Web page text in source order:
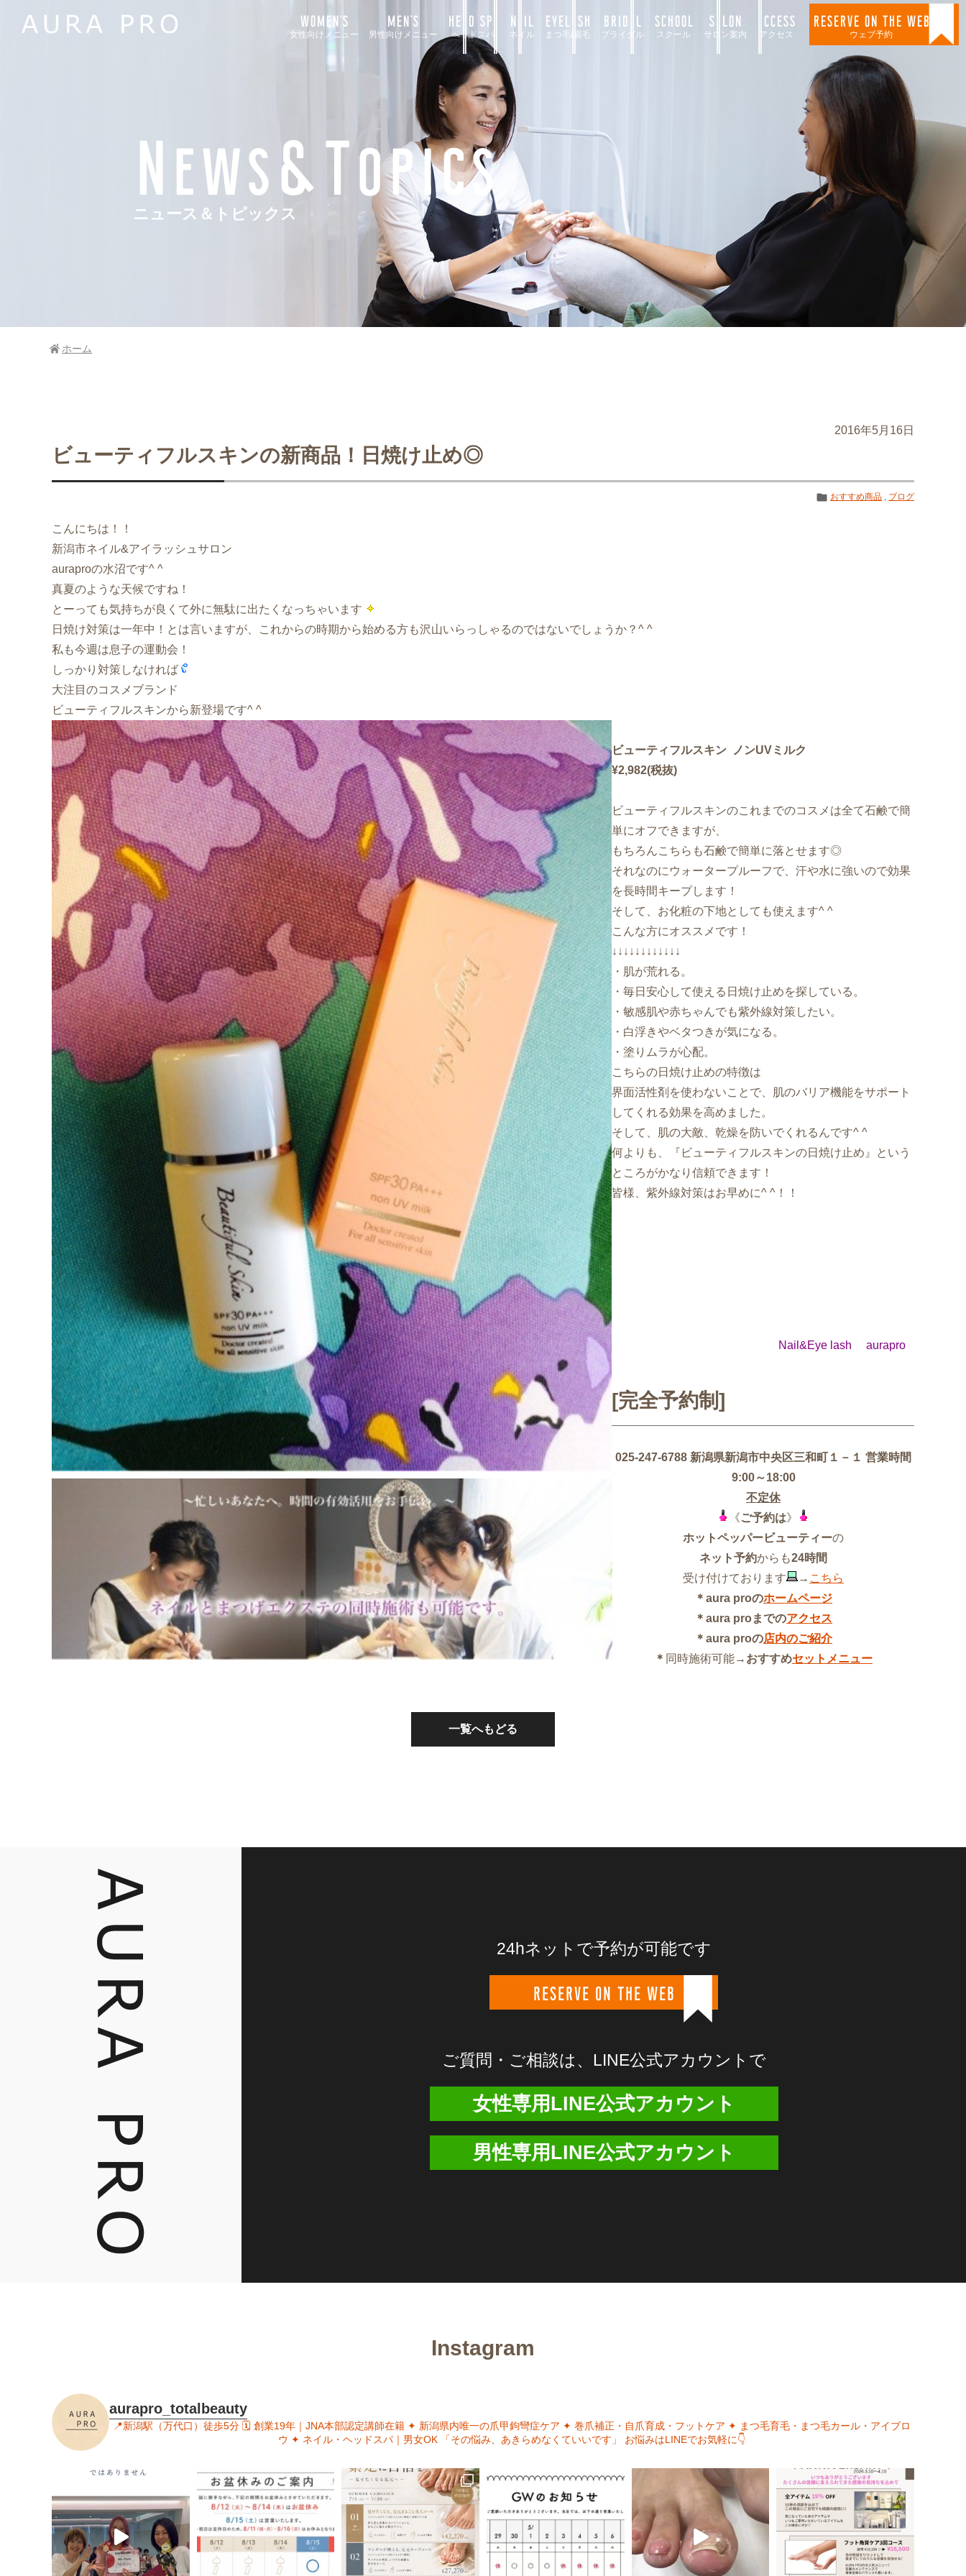
WOMEN’S
女性向けメニュー
MEN’S
男性向けメニュー
HEAD SPA
ヘッドスパ
NAIL
ネイル
EYELASH
まつ毛/眉毛
BRIDAL
ブライダル
SCHOOL
スクール
SALON
サロン案内
ACCESS
アクセス
RESERVE ON THE WEB
ウェブ予約
News&Topics
ニュース＆トピックス
ホーム
2016年5月16日
ビューティフルスキンの新商品！日焼け止め◎
おすすめ商品 , ブログ
こんにちは！！
新潟市ネイル&アイラッシュサロン
auraproの水沼です^ ^
真夏のような天候ですね！
とーっても気持ちが良くて外に無駄に出たくなっちゃいます
日焼け対策は一年中！とは言いますが、これからの時期から始める方も沢山いらっしゃるのではないでしょうか？^ ^
私も今週は息子の運動会！
しっかり対策しなければ
大注目のコスメブランド
ビューティフルスキンから新登場です^ ^
ビューティフルスキン ノンUVミルク
¥2,982(税抜)
ビューティフルスキンのこれまでのコスメは全て石鹸で簡
単にオフできますが、
もちろんこちらも石鹸で簡単に落とせます◎
それなのにウォータープルーフで、汗や水に強いので効果
を長時間キープします！
そして、お化粧の下地としても使えます^ ^
こんな方にオススメです！
↓↓↓↓↓↓↓↓↓↓↓↓
・肌が荒れる。
・毎日安心して使える日焼け止めを探している。
・敏感肌や赤ちゃんでも紫外線対策したい。
・白浮きやベタつきが気になる。
・塗りムラが心配。
こちらの日焼け止めの特徴は
界面活性剤を使わないことで、肌のバリア機能をサポート
してくれる効果を高めました。
そして、肌の大敵、乾燥を防いでくれるんです^ ^
何よりも、『ビューティフルスキンの日焼け止め』という
ところがかなり信頼できます！
皆様、紫外線対策はお早めに^ ^！！
Nail&Eye lash aurapro
[完全予約制]
025-247-6788 新潟県新潟市中央区三和町１－１ 営業時間
9:00～18:00
不定休
《ご予約は》
ホットペッパービューティーの
ネット予約からも24時間
受け付けております
→ こちら
＊aura proのホームページ
＊aura proまでのアクセス
＊aura proの店内のご紹介
＊ 同時施術可能→おすすめセットメニュー
一覧へもどる
24hネットで予約が可能です
RESERVE ON THE WEB
ご質問・ご相談は、 LINE公式アカウントで
女性専用LINE公式アカウント
男性専用LINE公式アカウント
Instagram
aurapro_totalbeauty
📍新潟駅（万代口）徒歩5分 🗓 創業19年｜JNA本部認定講師在籍 ✦ 新潟県内唯一の爪甲鉤彎症ケア ✦ 巻爪補正・自爪育成・フットケア ✦ まつ毛育毛・まつ毛カール・アイブロ
ウ ✦ ネイル・ヘッドスパ｜男女OK 「その悩み、あきらめなくていいです」 お悩みはLINEでお気軽に👇